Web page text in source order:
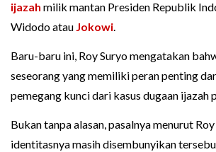
ijazah milik mantan Presiden Republik
Widodo atau Jokowi.
Baru-baru ini, Roy Suryo mengatakan
seseorang yang memiliki peran penting
pemegang kunci dari kasus dugaan ijazah
Bukan tanpa alasan, pasalnya menurut
identitasnya masih disembunyikan